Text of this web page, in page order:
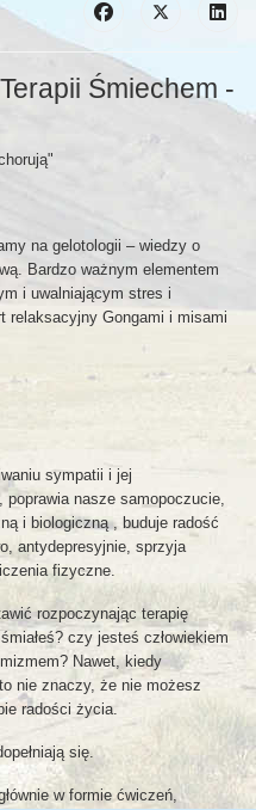
Śmiechem -
na gelotologii – wiedzy o
Bardzo ważnym elementem
i uwalniającym stres i
relaksacyjny Gongami i misami
sympatii i jej
nasze samopoczucie,
i biologiczną , buduje radość
antydepresyjnie, sprzyja
fizyczne.
rozpoczynając terapię
czy jesteś człowiekiem
Nawet, kiedy
nie znaczy, że nie możesz
radości życia.
się.
w formie ćwiczeń,